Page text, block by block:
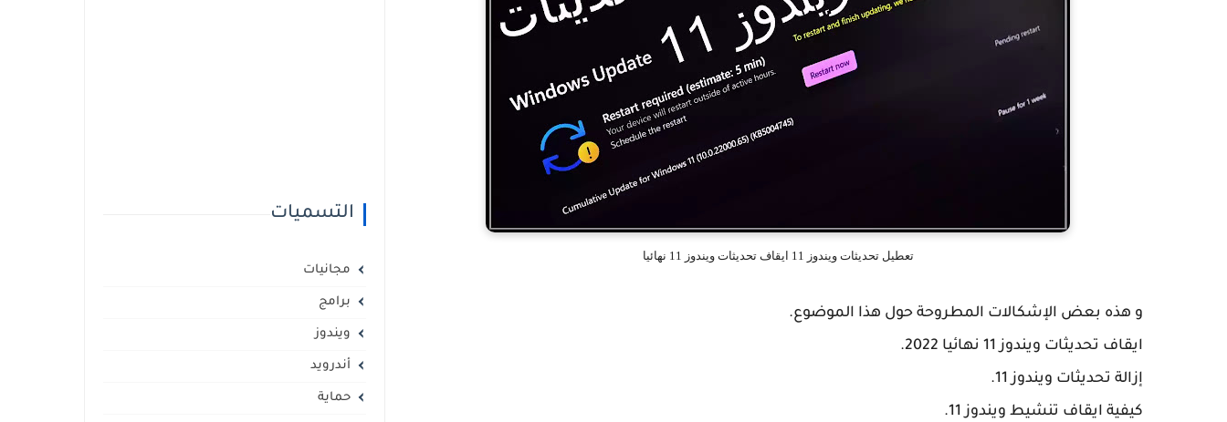
تعطيل تحديثات ويندوز 11 ايقاف تحديثات ويندوز 11 نهائيا
و هذه بعض الإشكالات المطروحة حول هذا الموضوع.
ايقاف تحديثات ويندوز 11 نهائيا 2022.
إزالة تحديثات ويندوز 11.
كيفية ايقاف تنشيط ويندوز 11.
التسميات
مجانيات
برامج
ويندوز
أندرويد
حماية